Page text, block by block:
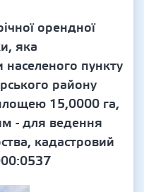
орендної
яка
пункту
району
15,0000 га,
- для ведення
кадастровий